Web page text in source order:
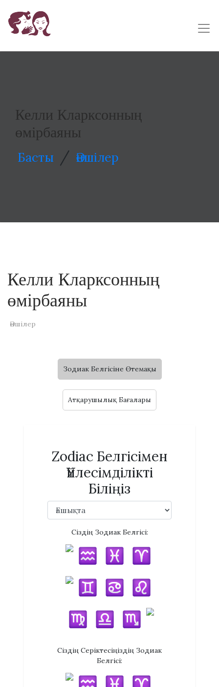
Келли Кларксонның
өмірбаяны
Басты / Әншілер
Келли Кларксонның
өмірбаяны
Әншілер
Зодиак Белгісіне Өтемақы
Атқарушылық Бағалары
Zodiac Белгісімен
Үйлесімділікті
Біліңіз
Сіздің Зодиак Белгісі:
Сіздің Серіктесіңіздің Зодиак
Белгісі: